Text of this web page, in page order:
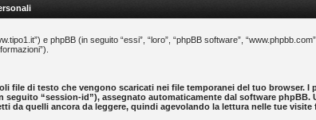
e phpBB (in seguito “essi”, “loro”, “phpBB software”,
file di testo che vengono scaricati nei file temporanei del tuo browser. I
“session-id”), assegnato automaticamente dal software phpBB.
da quelli ancora da leggere, quindi agevolando la lettura nelle tue visite